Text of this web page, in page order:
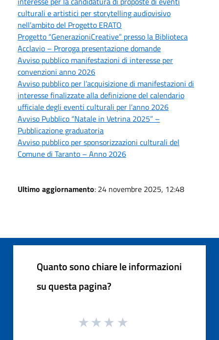
culturali e artistici per storytelling audiovisivo
nell’ambito del Progetto ERATO
Progetto “GenerazioniCreative” presso la Biblioteca
Acclavio – Proroga presentazione domande
Avviso pubblico manifestazioni di interesse per
convenzioni anno 2026
Avviso pubblico per l’acquisizione di manifestazioni di
interesse finalizzate alla definizione del calendario
ufficiale degli eventi culturali per l’anno 2026
Avviso Pubblico “Natale in Vetrina 2025” –
Pubblicazione graduatoria
Avviso pubblico per sponsorizzazioni culturali del
Comune di Taranto – Anno 2026
Ultimo aggiornamento: 24 novembre 2025, 12:48
Quanto sono chiare le informazioni
su questa pagina?